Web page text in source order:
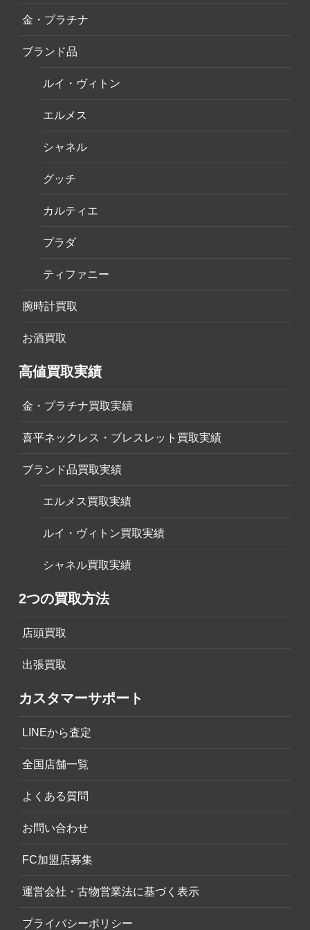
金・プラチナ
ブランド品
ルイ・ヴィトン
エルメス
シャネル
グッチ
カルティエ
プラダ
ティファニー
腕時計買取
お酒買取
高値買取実績
金・プラチナ買取実績
喜平ネックレス・ブレスレット買取実績
ブランド品買取実績
エルメス買取実績
ルイ・ヴィトン買取実績
シャネル買取実績
2つの買取方法
店頭買取
出張買取
カスタマーサポート
LINEから査定
全国店舗一覧
よくある質問
お問い合わせ
FC加盟店募集
運営会社・古物営業法に基づく表示
プライバシーポリシー